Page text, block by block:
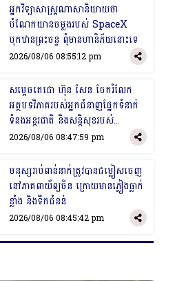
​អ្នកវិទ្យាសាស្រ្តណាសានិយាយថា
បំណែកយានចម្លងរបស់ SpaceX
បុកឋានព្រះចន្ទ ពុំមានហានិភ័យនោះទេ
2026/08/06 08:55:12 pm
​សម្តេចតេជោ ហ៊ុន សែន ចែករំលែក
អត្ថបទវិភាគរបស់អ្នកជំនាញផ្នែកទំនាក់
ទំនងអន្តរជាតិ និងសន្តិសុខរបស់
ប្រទេសថៃ ដែលមានចំណងជើង​ថា «ស្វា
2026/08/06 08:47:59 pm
​មនុស្សរាប់ពាន់នាក់ត្រូវបានជម្លៀសចេញ
នៅភាគពាយ័ព្យចិន ក្រោយ​មានភ្លៀងធ្លាក់
ខ្លាំង និងទឹកជំនន់
2026/08/06 08:45:42 pm